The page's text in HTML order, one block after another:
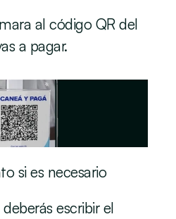
al código QR del
a pagar.
si es necesario
escribir el